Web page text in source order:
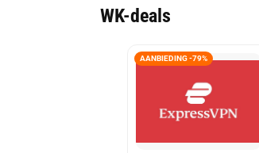
WK-deals
AANBIEDING -79%